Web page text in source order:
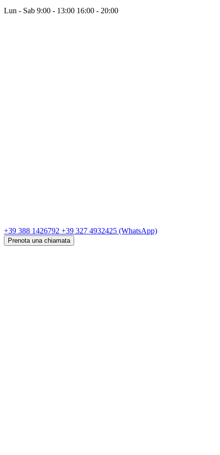
Lun - Sab 9:00 - 13:00 16:00 - 20:00
+39 388 1426792 +39 327 4932425 (WhatsApp)
Prenota una chiamata